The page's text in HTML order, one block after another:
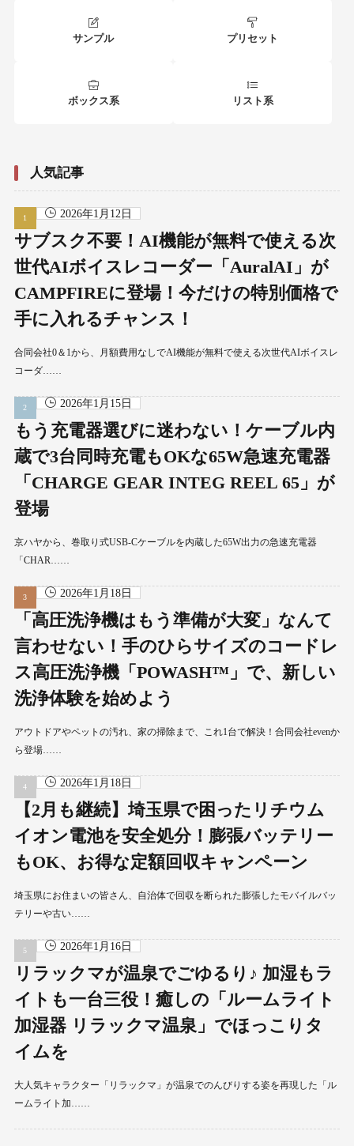
サンプル プリセット
ボックス系 リスト系
人気記事
2026年1月12日
サブスク不要！AI機能が無料で使える次
世代AIボイスレコーダー「AuralAI」が
CAMPFIREに登場！今だけの特別価格で
手に入れるチャンス！
合同会社0＆1から、月額費用なしでAI機能が無料で使える次世代AIボイスレ
コーダ……
2026年1月15日
もう充電器選びに迷わない！ケーブル内
蔵で3台同時充電もOKな65W急速充電器
「CHARGE GEAR INTEG REEL 65」が
登場
京ハヤから、巻取り式USB-Cケーブルを内蔵した65W出力の急速充電器
「CHAR……
2026年1月18日
「高圧洗浄機はもう準備が大変」なんて
言わせない！手のひらサイズのコードレ
ス高圧洗浄機「POWASH™」で、新しい
洗浄体験を始めよう
アウトドアやペットの汚れ、家の掃除まで、これ1台で解決！合同会社evenか
ら登場……
2026年1月18日
【2月も継続】埼玉県で困ったリチウム
イオン電池を安全処分！膨張バッテリー
もOK、お得な定額回収キャンペーン
埼玉県にお住まいの皆さん、自治体で回収を断られた膨張したモバイルバッ
テリーや古い……
2026年1月16日
リラックマが温泉でごゆるり♪ 加湿もラ
イトも一台三役！癒しの「ルームライト
加湿器 リラックマ温泉」でほっこりタ
イムを
大人気キャラクター「リラックマ」が温泉でのんびりする姿を再現した「ル
ームライト加……